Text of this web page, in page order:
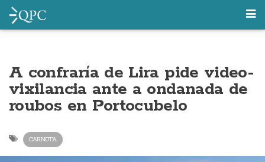
A confraría de Lira pide video-
vixilancia ante a ondanada de
roubos en Portocubelo
CARNOTA